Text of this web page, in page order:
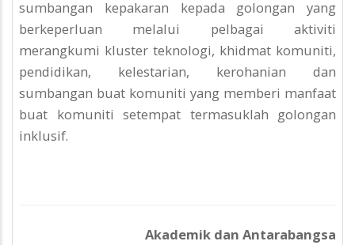
sumbangan kepakaran kepada golongan yang
berkeperluan melalui pelbagai aktiviti
merangkumi kluster teknologi, khidmat komuniti,
pendidikan, kelestarian, kerohanian dan
sumbangan buat komuniti yang memberi manfaat
buat komuniti setempat termasuklah golongan
inklusif.
Akademik dan Antarabangsa